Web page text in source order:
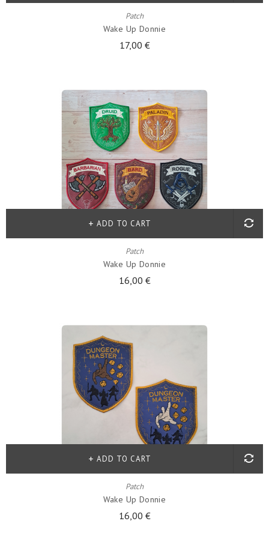
Patch
Wake Up Donnie
17,00 €
Patch
Wake Up Donnie
16,00 €
ADD TO CART
Patch
Wake Up Donnie
16,00 €
ADD TO CART